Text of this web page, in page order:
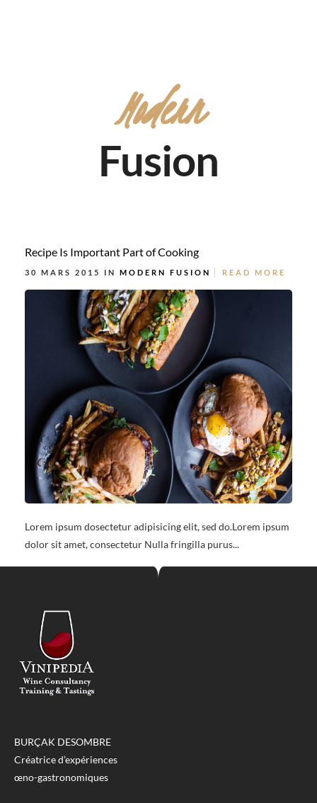
Modern
Fusion
Recipe Is Important Part of Cooking
30 MARS 2015 IN MODERN FUSION READ MORE
Lorem ipsum dosectetur adipisicing elit, sed do.Lorem ipsum
dolor sit amet, consectetur Nulla fringilla purus...
BURÇAK DESOMBRE
Créatrice d’expériences
œno-gastronomiques